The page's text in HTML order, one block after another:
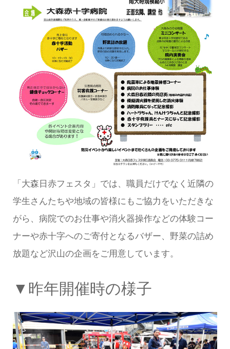
「大森日赤フェスタ」では、職員だけでなく近隣の
学生さんたちや地域の皆様にもご協力をいただきな
がら、病院でのお仕事や消火器操作などの体験コー
ナーや赤十字へのご寄付となるバザー、野菜の詰め
放題など沢山の企画をご用意しています。
▼昨年開催時の様子